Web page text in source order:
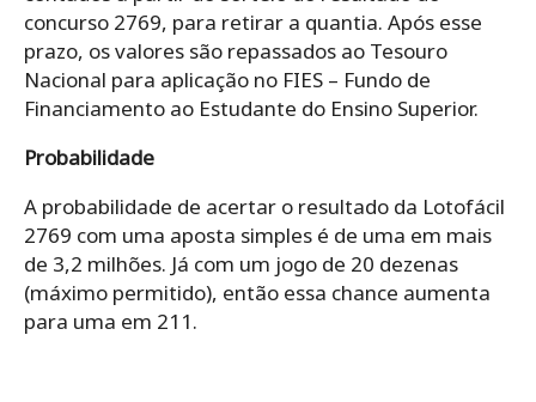
concurso 2769, para retirar a quantia. Após esse
prazo, os valores são repassados ao Tesouro
Nacional para aplicação no FIES – Fundo de
Financiamento ao Estudante do Ensino Superior.
Probabilidade
A probabilidade de acertar o resultado da Lotofácil
2769 com uma aposta simples é de uma em mais
de 3,2 milhões. Já com um jogo de 20 dezenas
(máximo permitido), então essa chance aumenta
para uma em 211.